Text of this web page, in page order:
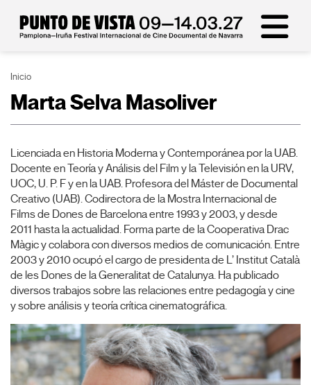
Inicio
Marta Selva Masoliver
Licenciada en Historia Moderna y Contemporánea por la UAB.
Docente en Teoría y Análisis del Film y la Televisión en la URV,
UOC, U. P. F y en la UAB. Profesora del Máster de Documental
Creativo (UAB). Codirectora de la Mostra Internacional de
Films de Dones de Barcelona entre 1993 y 2003, y desde
2011 hasta la actualidad. Forma parte de la Cooperativa Drac
Màgic y colabora con diversos medios de comunicación. Entre
2003 y 2010 ocupó el cargo de presidenta de L’ Institut Català
de les Dones de la Generalitat de Catalunya. Ha publicado
diversos trabajos sobre las relaciones entre pedagogía y cine
y sobre análisis y teoría crítica cinematográfica.